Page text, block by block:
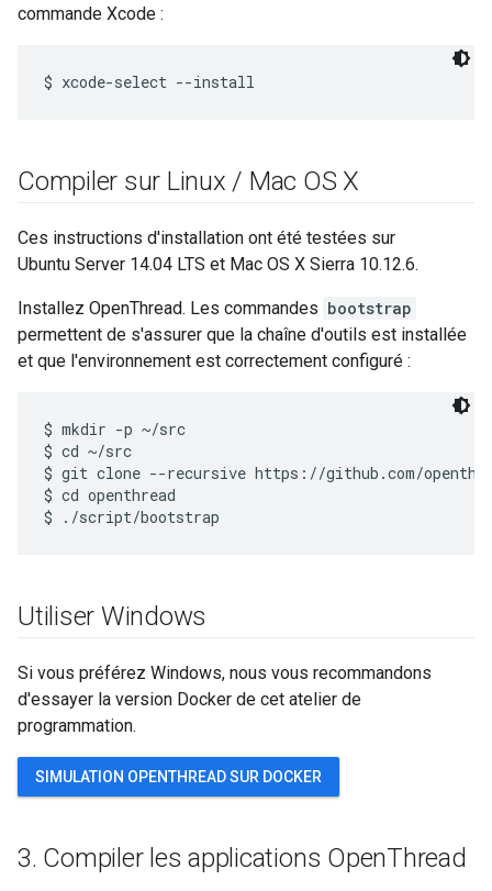
commande Xcode :
Compiler sur Linux / Mac OS X
Ces instructions d'installation ont été testées sur
Ubuntu Server 14.04 LTS et Mac OS X Sierra 10.12.6.
Installez OpenThread. Les commandes bootstrap
permettent de s'assurer que la chaîne d'outils est installée
et que l'environnement est correctement configuré :
$ mkdir -p ~/src
$ cd ~/src
$ git clone --recursive https://github.com/
$ cd openthread
Utiliser Windows
Si vous préférez Windows, nous vous recommandons
d'essayer la version Docker de cet atelier de
programmation.
SIMULATION OPENTHREAD SUR DOCKER
3. Compiler les applications OpenThread